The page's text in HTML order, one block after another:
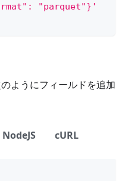
"parquet"}'
ようにフィールドを追加
NodeJS cURL